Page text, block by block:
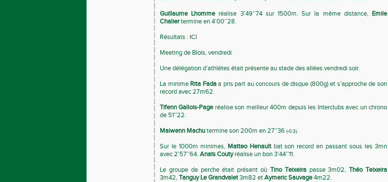
Guillaume Lhommeréalise 3’49’’74 sur 1500m. Sur la même distance, Emile
Chaliertermine en 4’00’’28.
Résultats : ICI
Meeting de Blois, vendredi
Une délégation d’athlètes était présente au stade des allées vendredi soir.
La minime Rita Fadaa pris part au concours de disque (800g) et s’approche de son
record avec 27m62.
Tifenn Gallois-Pageréalise son meilleur 400m depuis les Interclubs avec un chrono
de 51’’22.
Maiwenn Machutermine son 200m en 27’’36 (-0.3).
Sur le 1000m minimes, Matteo Henaultbat son record en passant sous les 3mn
avec 2’57’’64. Anaïs Coutyréalise un bon 3’44’’11.
Le groupe de perche était présent où Tino Teixeirapasse 3m02,Théo Teixeira
3m42,Tanguy Le Grandvalet3m82 etAymeric Sauvage4m22.